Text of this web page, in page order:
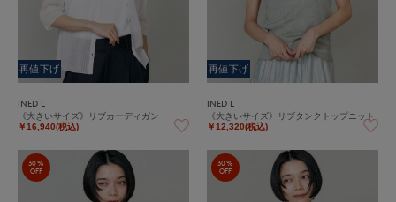
再値下げ
INED L
《大きいサイズ》リブカーディガン
￥16,940(税込)
再値下げ
INED L
《大きいサイズ》リブタンクトップニット
￥12,320(税込)
30%
OFF
30%
OFF